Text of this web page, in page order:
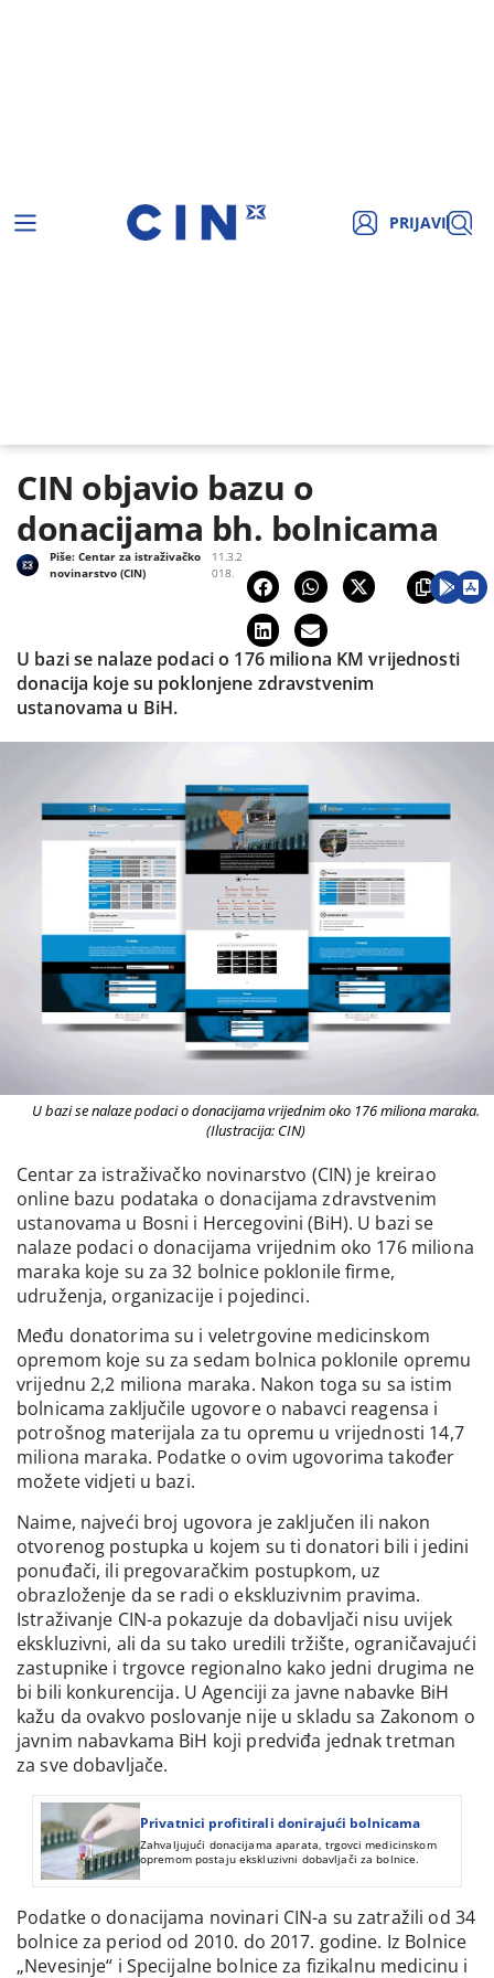
PRIJAVI
CIN objavio bazu o
donacijama bh. bolnicama
11.3.2
018.
Piše:Centar za istraživačko
novinarstvo (CIN)
U bazi se nalaze podaci o 176 miliona KM vrijednosti
donacija koje su poklonjene zdravstvenim
ustanovama u BiH.
U bazi se nalaze podaci o donacijama vrijednim oko 176 miliona maraka.
(Ilustracija: CIN)
Centar za istraživačko novinarstvo (CIN) je kreirao
online bazu podataka o donacijama zdravstvenim
ustanovama u Bosni i Hercegovini (BiH). U bazi se
nalaze podaci o donacijama vrijednim oko 176 miliona
maraka koje su za 32 bolnice poklonile firme,
udruženja, organizacije i pojedinci.
Među donatorima su i veletrgovine medicinskom
opremom koje su za sedam bolnica poklonile opremu
vrijednu 2,2 miliona maraka. Nakon toga su sa istim
bolnicama zaključile ugovore o nabavci reagensa i
potrošnog materijala za tu opremu u vrijednosti 14,7
miliona maraka. Podatke o ovim ugovorima također
možete vidjeti u bazi.
Naime, najveći broj ugovora je zaključen ili nakon
otvorenog postupka u kojem su ti donatori bili i jedini
ponuđači, ili pregovaračkim postupkom, uz
obrazloženje da se radi o ekskluzivnim pravima.
Istraživanje CIN-a pokazuje da dobavljači nisu uvijek
ekskluzivni, ali da su tako uredili tržište, ograničavajući
zastupnike i trgovce regionalno kako jedni drugima ne
bi bili konkurencija. U Agenciji za javne nabavke BiH
kažu da ovakvo poslovanje nije u skladu sa Zakonom o
javnim nabavkama BiH koji predviđa jednak tretman
za sve dobavljače.
Privatnici profitirali donirajući bolnicama
Zahvaljujući donacijama aparata, trgovci medicinskom
opremom postaju ekskluzivni dobavljači za bolnice.
Podatke o donacijama novinari CIN-a su zatražili od 34
bolnice za period od 2010. do 2017. godine. Iz Bolnice
„Nevesinje“ i Specijalne bolnice za fizikalnu medicinu i